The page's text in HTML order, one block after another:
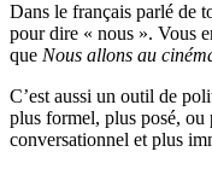
Dans le français parlé de
pour dire « nous ». Vous
que Nous allons au
C’est aussi un outil de
plus formel, plus posé, ou
conversationnel et plus